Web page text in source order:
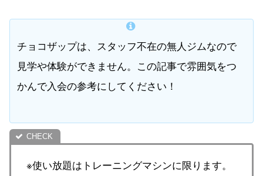
チョコザップは、スタッフ不在の無人ジムなので
見学や体験ができません。この記事で雰囲気をつ
かんで入会の参考にしてください！
※使い放題はトレーニングマシンに限ります。